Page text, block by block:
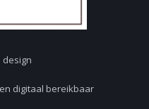
design
digitaal bereikbaar